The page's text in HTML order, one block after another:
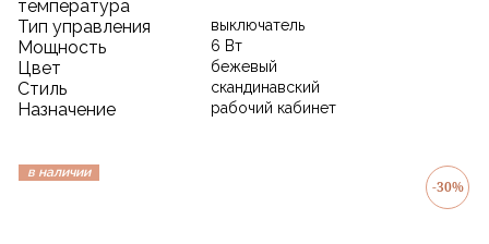
температура
Тип управления выключатель
Мощность 6 Вт
Цвет бежевый
Стиль скандинавский
Назначение рабочий кабинет
в наличии
-30%